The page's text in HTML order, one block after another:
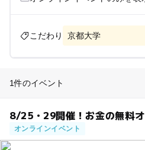
こだわり 京都大学
1件のイベント
8/25・29開催！お金の無料
オンラインイベント